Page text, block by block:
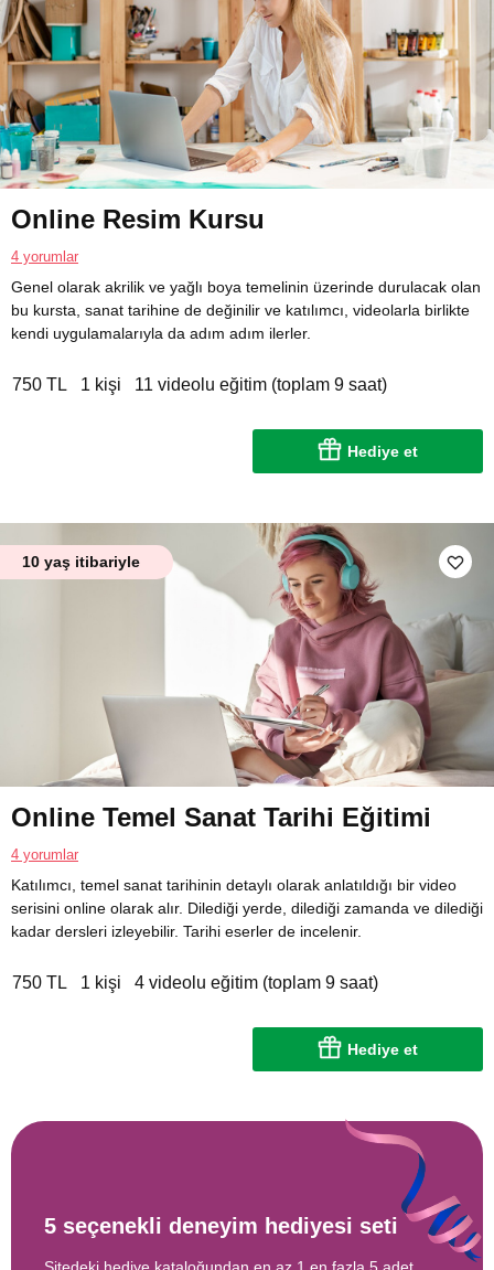
Online Resim Kursu
4 yorumlar
Genel olarak akrilik ve yağlı boya temelinin üzerinde durulacak olan
bu kursta, sanat tarihine de değinilir ve katılımcı, videolarla birlikte
kendi uygulamalarıyla da adım adım ilerler.
750 TL 1 kişi 11 videolu eğitim (toplam 9 saat)
Hediye et
10 yaş itibariyle
Online Temel Sanat Tarihi Eğitimi
4 yorumlar
Katılımcı, temel sanat tarihinin detaylı olarak anlatıldığı bir video
serisini online olarak alır. Dilediği yerde, dilediği zamanda ve dilediği
kadar dersleri izleyebilir. Tarihi eserler de incelenir.
750 TL 1 kişi 4 videolu eğitim (toplam 9 saat)
Hediye et
5 seçenekli deneyim hediyesi seti